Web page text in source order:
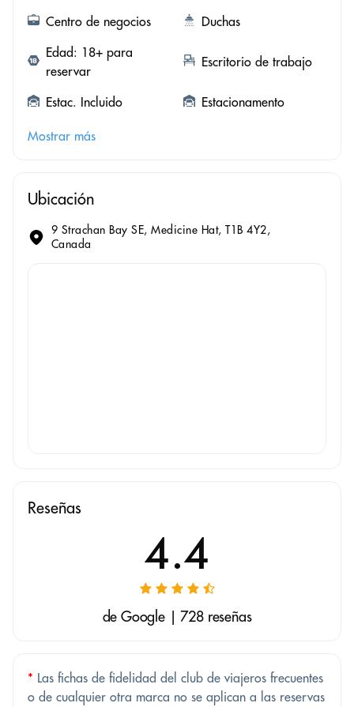
Centro de negocios
Duchas
Edad: 18+ para
reservar
Escritorio de trabajo
Estac. Incluido Estacionamento
Mostrar más
Ubicación
9 Strachan Bay SE, Medicine Hat, T1B 4Y2,
Canada
Reseñas
4.4
de Google | 728 reseñas
* Las fichas de fidelidad del club de viajeros frecuentes
o de cualquier otra marca no se aplican a las reservas